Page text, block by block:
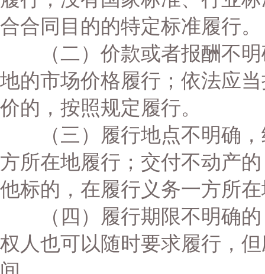
合合同目的的特定标准履行。
（二）价款或者报酬不明
地的市场价格履行；依法应
价的，按照规定履行。
（三）履行地点不明确，
方所在地履行；交付不动产
他标的，在履行义务一方所
（四）履行期限不明确的
权人也可以随时要求履行，